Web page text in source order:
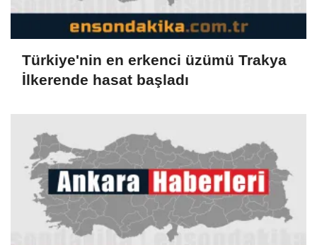
Türkiye'nin en erkenci üzümü Trakya
İlkerende hasat başladı